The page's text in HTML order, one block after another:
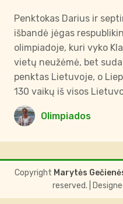
Penktokas Darius ir
išbandė jėgas
olimpiadoje, kuri vyko
vietų neužėmė, bet
penktas Lietuvoje, o
130 vaikų iš visos
Olimpiados
Copyright Marytės
reserved.
|